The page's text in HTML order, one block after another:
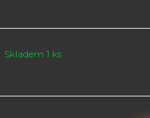
Skladem 1 ks